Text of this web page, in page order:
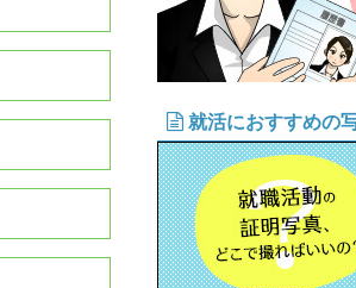
就活におすすめの